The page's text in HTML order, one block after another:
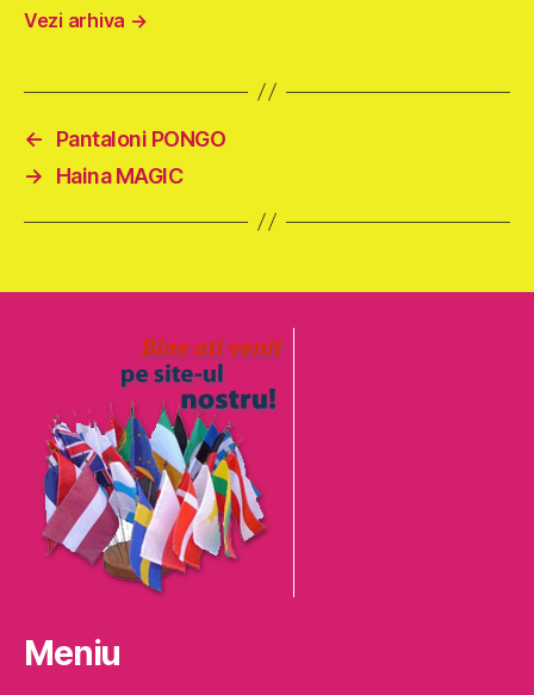
Vezi arhiva →
←
Pantaloni PONGO
→
Haina MAGIC
Meniu